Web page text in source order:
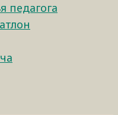
педагога